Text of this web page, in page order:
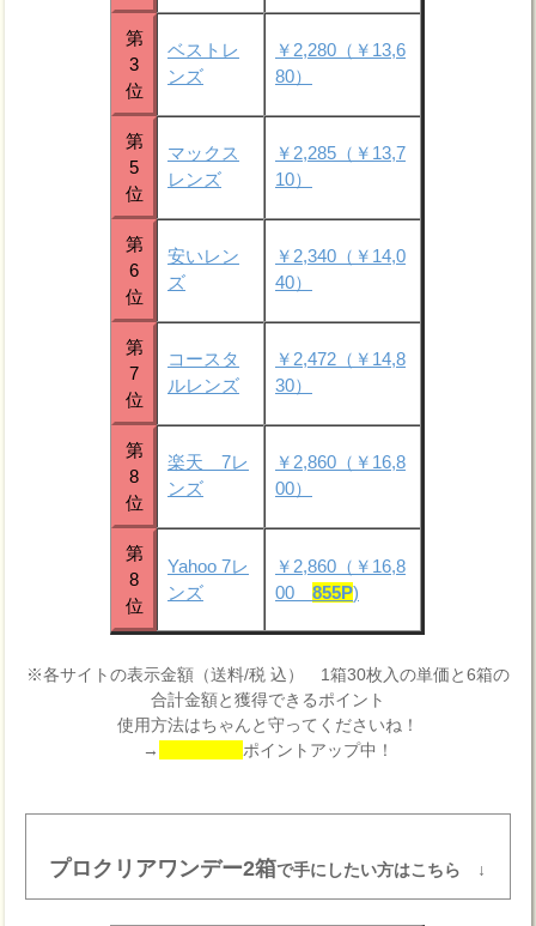
第
3
位
ベストレ
ンズ
￥2,280（￥13,6
80）
第
5
位
マックス
レンズ
￥2,285（￥13,7
10）
第
6
位
安いレン
ズ
￥2,340（￥14,0
40）
第
7
位
コースタ
ルレンズ
￥2,472（￥14,8
30）
第
8
位
楽天 7レ
ンズ
￥2,860（￥16,8
00）
第
8
位
Yahoo 7レ
ンズ
￥2,860（￥16,8
00 855P)
※各サイトの表示金額（送料/税 込） 1箱30枚入の単価と6箱の
合計金額と獲得できるポイント
使用方法はちゃんと守ってくださいね！
→
ポイントアップ中！
プロクリアワンデー2箱で手にしたい方はこちら ↓